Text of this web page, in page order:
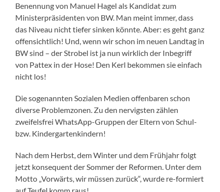
Benennung von Manuel Hagel als Kandidat zum
Ministerpräsidenten von BW. Man meint immer, dass
das Niveau nicht tiefer sinken könnte. Aber: es geht ganz
offensichtlich! Und, wenn wir schon im neuen Landtag in
BW sind – der Strobel ist ja nun wirklich der Inbegriff
von Pattex in der Hose! Den Kerl bekommen sie einfach
nicht los!
Die sogenannten Sozialen Medien offenbaren schon
diverse Problemzonen. Zu den nervigsten zählen
zweifelsfrei WhatsApp-Gruppen der Eltern von Schul-
bzw. Kindergartenkindern!
Nach dem Herbst, dem Winter und dem Frühjahr folgt
jetzt konsequent der Sommer der Reformen. Unter dem
Motto „Vorwärts, wir müssen zurück“, wurde re-formiert